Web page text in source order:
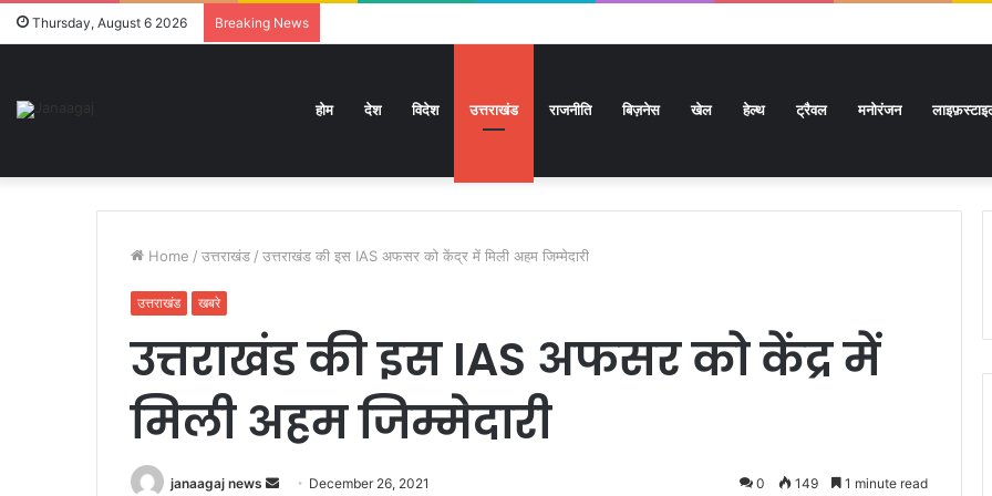
Thursday, August 6 2026 Breaking News
होम देश विदेश उत्तराखंड राजनीति बिज़नेस खेल हेल्थ ट्रैवल मनोरंजन
Home / उत्तराखंड / उत्तराखंड की इस IAS अफसर को केंद्र में मिली अहम जिम्मेदारी
उत्तराखंड खबरे
उत्तराखंड की इस IAS अफसर को केंद्र में
मिली अहम जिम्मेदारी
janaagaj news
Send December 26, 2021 0 149 1 minute read